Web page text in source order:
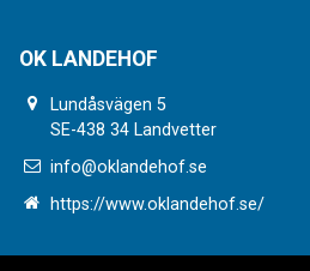
OK LANDEHOF
Lundåsvägen 5
SE-438 34 Landvetter
info@oklandehof.se
https://www.oklandehof.se/